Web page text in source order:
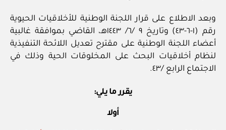
وبعد الاطلاع على قرار اللجنة الوطنية للأخلاقيات الحيوية
رقم (١-٦-٤٣) وتاريخ ٩ /٦/ ١٤٤٣هـ، القاضي بموافقة غالبية
أعضاء اللجنة الوطنية على مقترح تعديل اللائحة التنفيذية
لنظام أخلاقيات البحث على المخلوقات الحية وذلك في
الاجتماع الرابع /٤٣.
يقرر ما يلي:
أولا